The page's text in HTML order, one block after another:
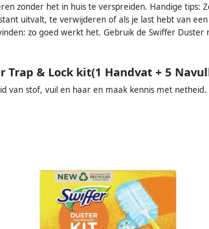
zonder het in huis te verspreiden. Handige tips:
uitvalt, te verwijderen of als je last hebt van
zo goed werkt het. Gebruik de Swiffer
Trap & Lock kit(1 Handvat + 5
van stof, vuil en haar en maak kennis met netheid.